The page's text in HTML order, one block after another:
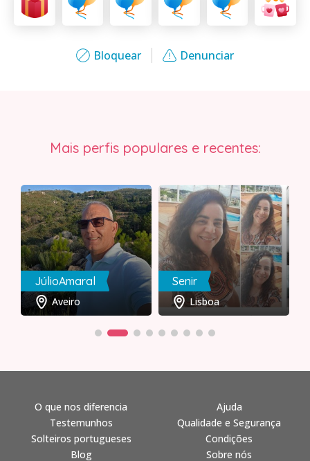
Bloquear Denunciar
Mais perfis populares e recentes:
JúlioAmaral
Aveiro
Senir
Lisboa
O que nos diferencia
Testemunhos
Solteiros portugueses
Blog
Ajuda
Qualidade e Segurança
Condições
Sobre nós